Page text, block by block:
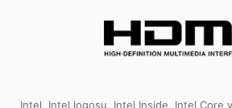
Intel, Intel logosu, Intel Inside, Intel Core